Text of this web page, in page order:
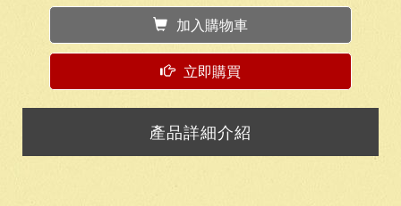
加入購物車
立即購買
產品詳細介紹